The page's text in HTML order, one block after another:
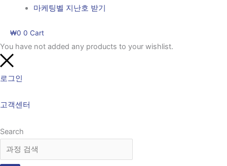
마케팅벨 지난호 받기
₩0 0 Cart
You have not added any products to your wishlist.
로그인
고객센터
Search